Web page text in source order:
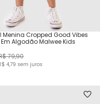
Menina Cropped Good Vibes
Algodão Malwee Kids
79,90
4,79 sem juros